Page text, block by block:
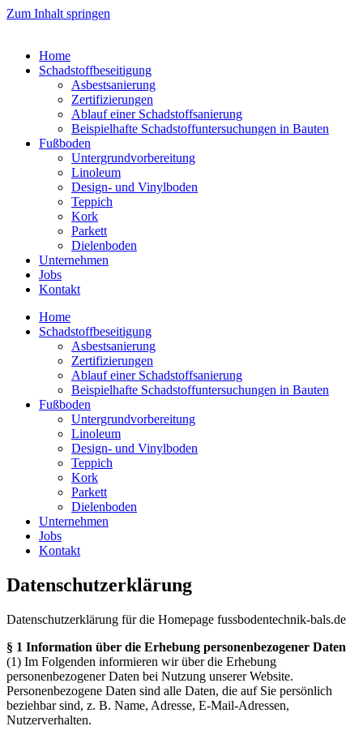
Zum Inhalt springen
Home
Schadstoffbeseitigung
Asbestsanierung
Zertifizierungen
Ablauf einer Schadstoffsanierung
Beispielhafte Schadstoffuntersuchungen in Bauten
Fußboden
Untergrundvorbereitung
Linoleum
Design- und Vinylboden
Teppich
Kork
Parkett
Dielenboden
Unternehmen
Jobs
Kontakt
Home
Schadstoffbeseitigung
Asbestsanierung
Zertifizierungen
Ablauf einer Schadstoffsanierung
Beispielhafte Schadstoffuntersuchungen in Bauten
Fußboden
Untergrundvorbereitung
Linoleum
Design- und Vinylboden
Teppich
Kork
Parkett
Dielenboden
Unternehmen
Jobs
Kontakt
Datenschutzerklärung
Datenschutzerklärung für die Homepage fussbodentechnik-bals.de
§ 1 Information über die Erhebung personenbezogener Daten
(1) Im Folgenden informieren wir über die Erhebung
personenbezogener Daten bei Nutzung unserer Website.
Personenbezogene Daten sind alle Daten, die auf Sie persönlich
beziehbar sind, z. B. Name, Adresse, E-Mail-Adressen,
Nutzerverhalten.